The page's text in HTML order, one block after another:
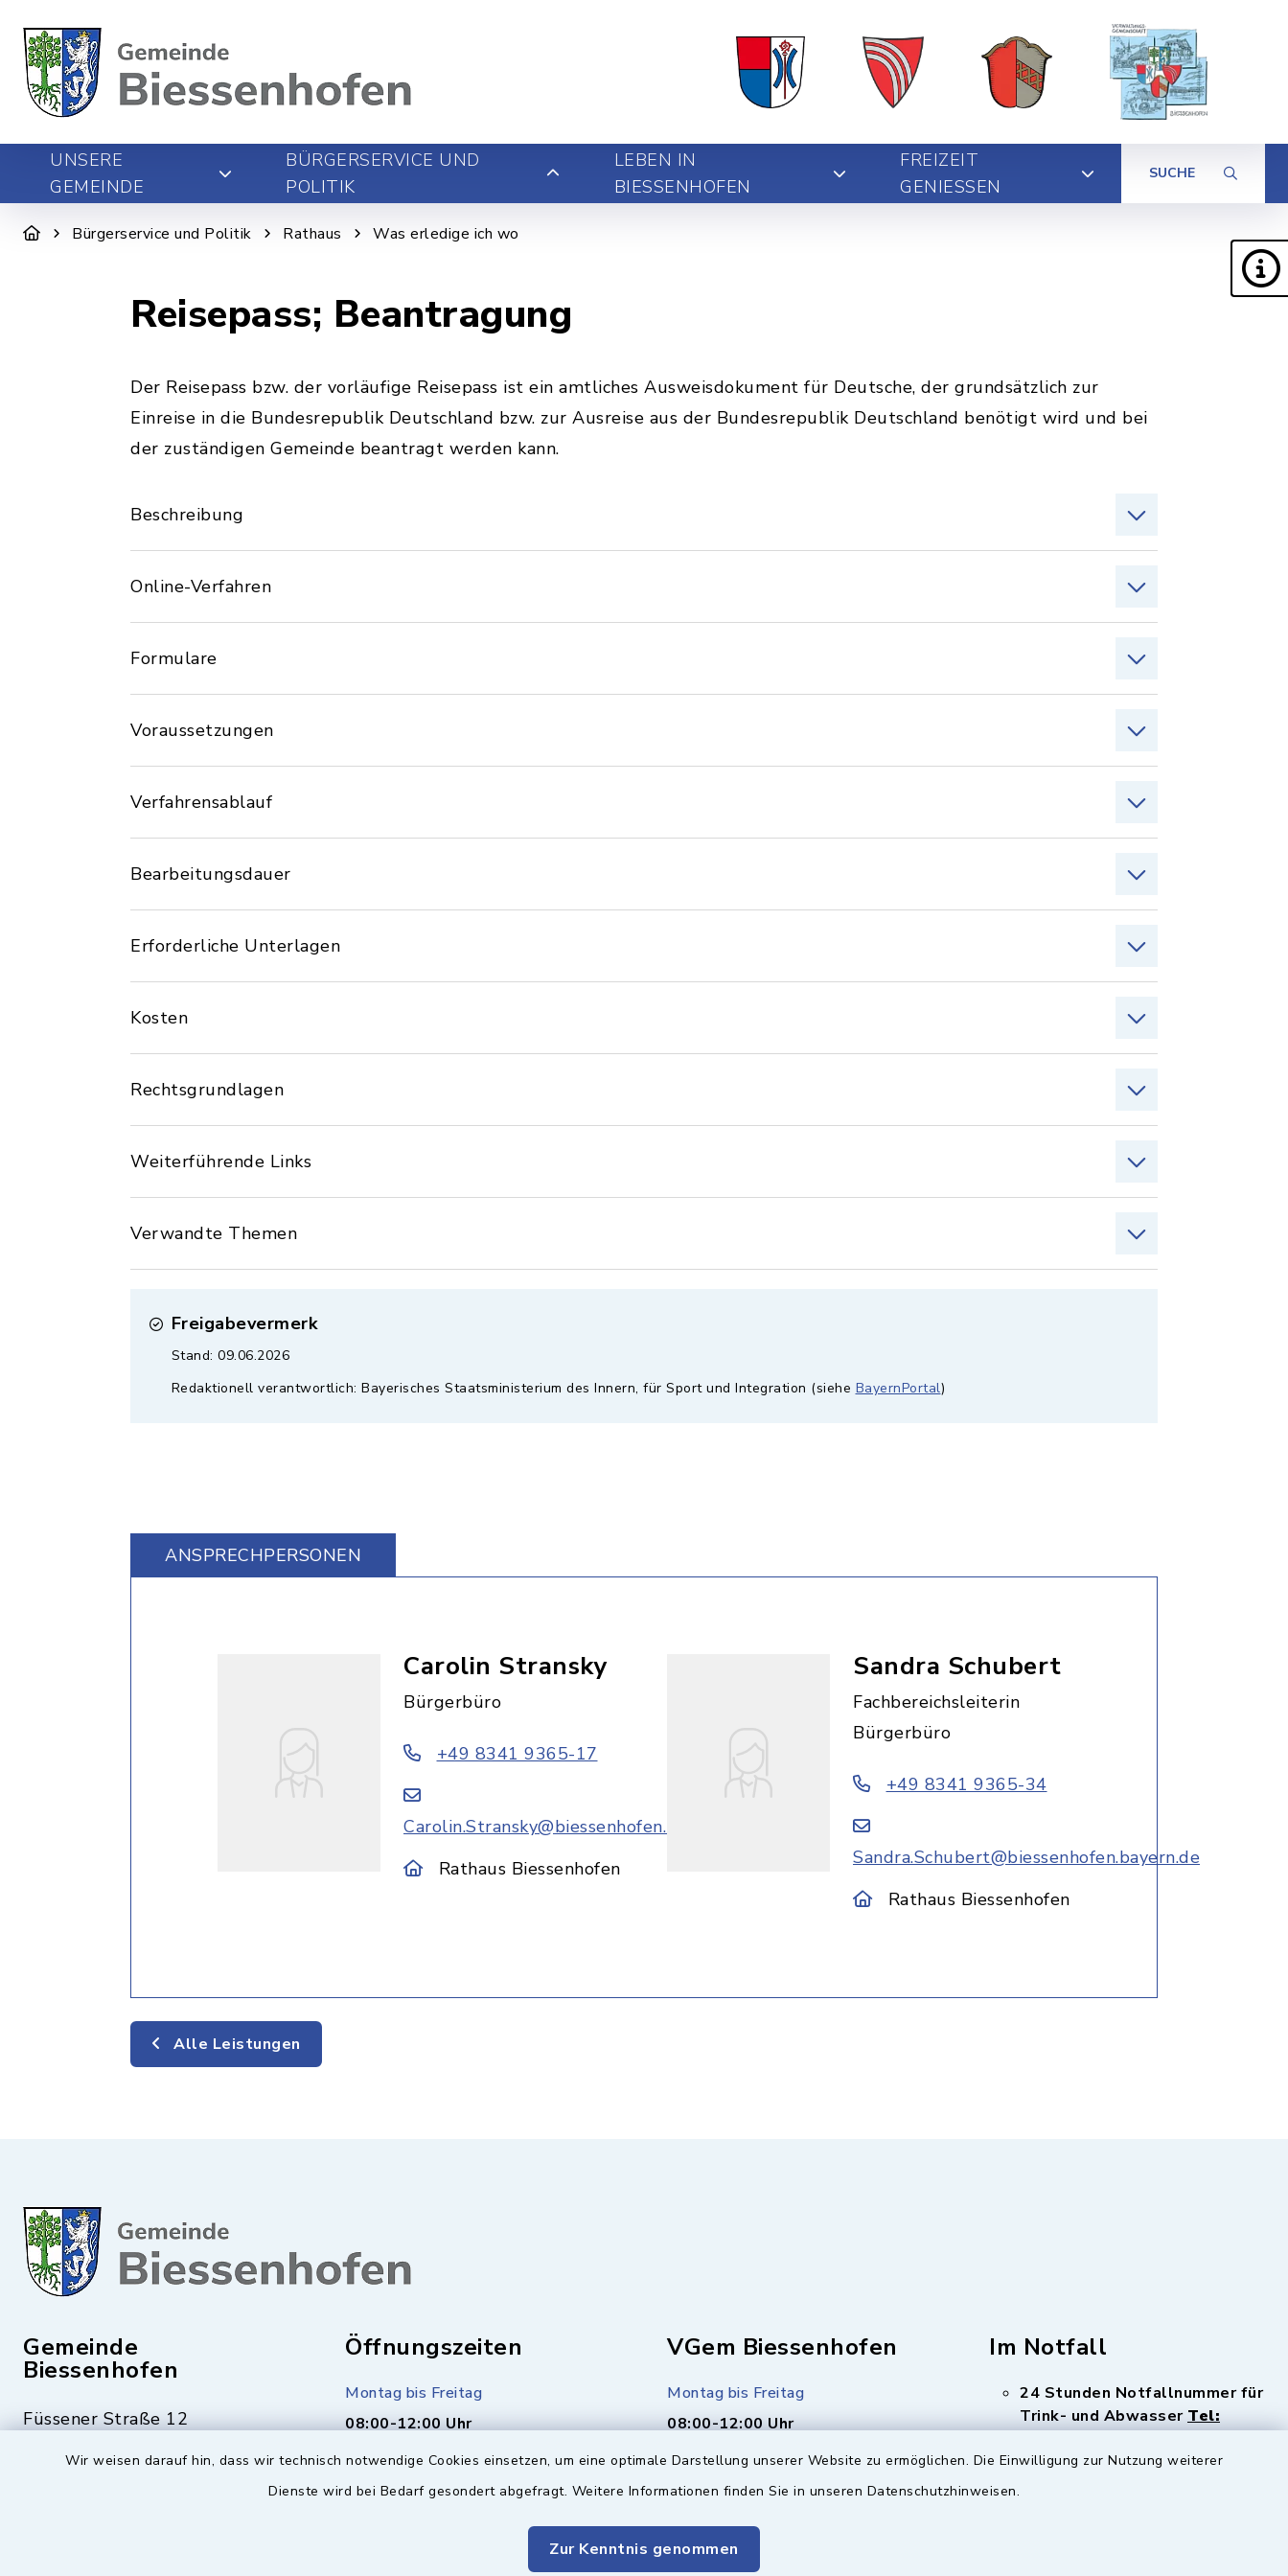
Wir weisen darauf hin, dass wir technisch notwendige Cookies einsetzen, um eine optimale Darstellung unserer Website zu ermöglichen. Die Einwilligung zur Nutzung weiterer
Dienste wird bei Bedarf gesondert abgefragt. Weitere Informationen finden Sie in unseren Datenschutzhinweisen.
Zur Kenntnis genommen
UNSERE
GEMEINDE
BÜRGERSERVICE UND
POLITIK
LEBEN IN
BIESSENHOFEN
FREIZEIT
GENIESSEN
SUCHE
Bürgerservice und Politik Rathaus Was erledige ich wo
Reisepass; Beantragung
Der Reisepass bzw. der vorläufige Reisepass ist ein amtliches Ausweisdokument für Deutsche, der grundsätzlich zur
Einreise in die Bundesrepublik Deutschland bzw. zur Ausreise aus der Bundesrepublik Deutschland benötigt wird und bei
der zuständigen Gemeinde beantragt werden kann.
Beschreibung
Online-Verfahren
Formulare
Voraussetzungen
Verfahrensablauf
Bearbeitungsdauer
Erforderliche Unterlagen
Kosten
Rechtsgrundlagen
Weiterführende Links
Verwandte Themen
Freigabevermerk
Stand: 09.06.2026
Redaktionell verantwortlich: Bayerisches Staatsministerium des Innern, für Sport und Integration (siehe BayernPortal)
ANSPRECHPERSONEN
Carolin Stransky
Bürgerbüro
+49 8341 9365-17
Carolin.Stransky@biessenhofen.bayern.de
Rathaus Biessenhofen
Sandra Schubert
Fachbereichsleiterin
Bürgerbüro
+49 8341 9365-34
Sandra.Schubert@biessenhofen.bayern.de
Rathaus Biessenhofen
Alle Leistungen
Gemeinde
Biessenhofen
Füssener Straße 12
Öffnungszeiten
Montag bis Freitag
08:00-12:00 Uhr
Montag (nur Bürgerbüro)
14:00-17:00 Uhr
VGem Biessenhofen
Montag bis Freitag
08:00-12:00 Uhr
Montag (nur Bürgerbüro)
14:00-17:00 Uhr
Mittwoch zusätzlich
Im Notfall
24 Stunden Notfallnummer für
Trink- und Abwasser Tel: